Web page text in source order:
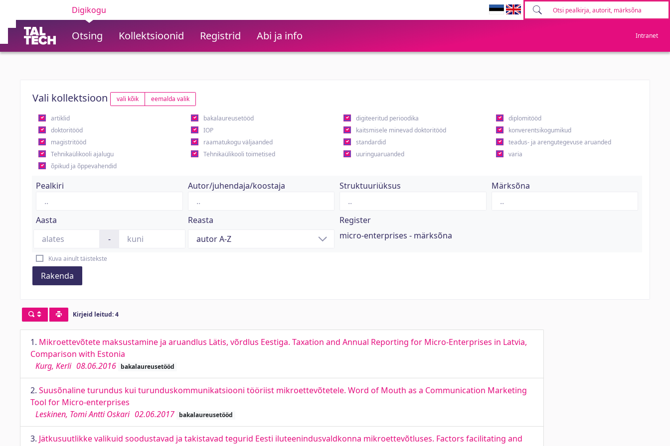
Digikogu
Otsing Kollektsioonid Registrid Abi ja info Intranet
Vali kollektsioon vali kõik eemalda valik
artiklid bakalaureusetööd digiteeritud perioodika
diplomitööd
doktoritööd
IOP kaitsmisele minevad doktoritööd
konverentsikogumikud
magistritööd
raamatukogu väljaanded standardid
teadus- ja arengutegevuse aruanded
Tehnikaülikooli ajalugu
Tehnikaülikooli toimetised uuringuaruanded
varia
õpikud ja õppevahendid
Pealkiri Autor/juhendaja/koostaja Struktuuriüksus Märksõna
Aasta
-
Reasta
Register
micro-enterprises - märksõna
Kuva ainult täistekste
Rakenda
Kirjeid leitud: 4
1. Mikroettevõtete maksustamine ja aruandlus Lätis, võrdlus Eestiga. Taxation and Annual Reporting for Micro-Enterprises in Latvia,
Comparison with Estonia
Kurg, Kerli 08.06.2016 bakalaureusetööd
2. Suusõnaline turundus kui turunduskommunikatsiooni tööriist mikroettevõtetele. Word of Mouth as a Communication Marketing
Tool for Micro-enterprises
Leskinen, Tomi Antti Oskari 02.06.2017 bakalaureusetööd
3. Jätkusuutlikke valikuid soodustavad ja takistavad tegurid Eesti iluteenindusvaldkonna mikroettevõtluses. Factors facilitating and